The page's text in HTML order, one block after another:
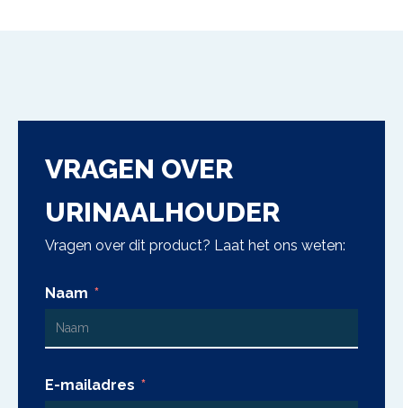
VRAGEN OVER
URINAALHOUDER
Vragen over dit product? Laat het ons weten:
Naam
E-mailadres